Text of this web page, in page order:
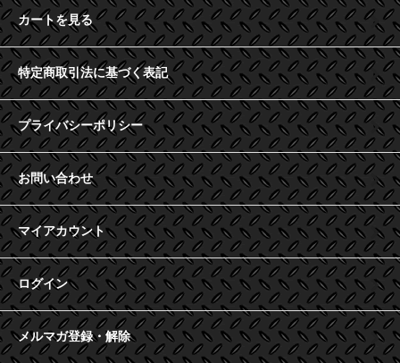
カートを見る
特定商取引法に基づく表記
プライバシーポリシー
お問い合わせ
マイアカウント
ログイン
メルマガ登録・解除